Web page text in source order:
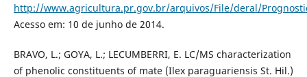
http://www.agricultura.pr.gov.br/arquivos/File/deral/
Acesso em: 10 de junho de 2014.
BRAVO, L.; GOYA, L.; LECUMBERRI, E. LC/MS characterization
of phenolic constituents of mate (Ilex paraguariensis St. Hil.)